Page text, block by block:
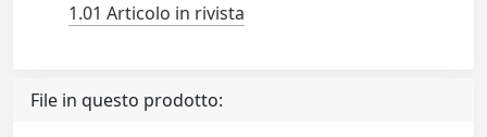
1.01 Articolo in rivista
File in questo prodotto: